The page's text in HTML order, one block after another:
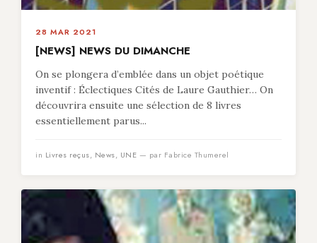
28 MAR 2021
[NEWS] NEWS DU DIMANCHE
On se plongera d’emblée dans un objet poétique
inventif : Éclectiques Cités de Laure Gauthier… On
découvrira ensuite une sélection de 8 livres
essentiellement parus...
in Livres reçus, News, UNE — par Fabrice Thumerel